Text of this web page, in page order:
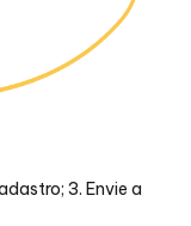
3. Envie a